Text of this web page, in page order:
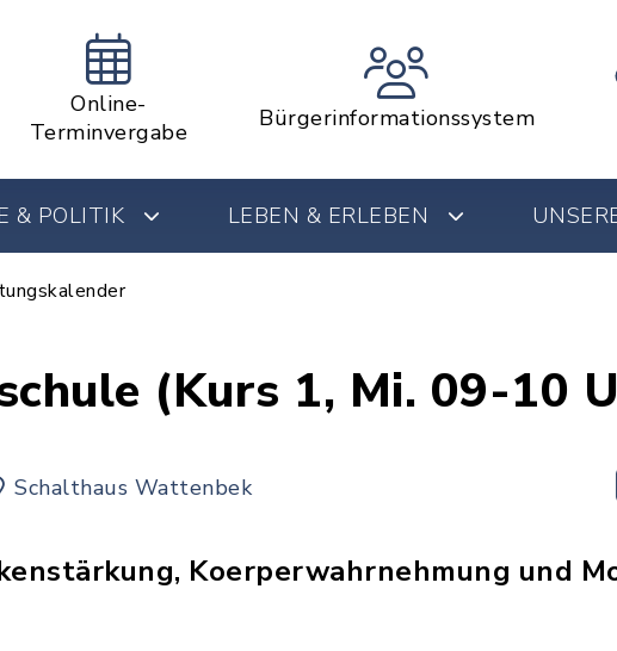
Online-
Terminvergabe
Bürgerinformationssystem
& POLITIK LEBEN & ERLEBEN
(Kurs 1, Mi. 09-10
Schalthaus Wattenbek
Koerperwahrnehmung und